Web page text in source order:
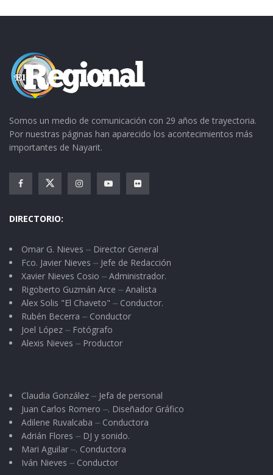
Somos un medio de comunicación con 29 años de trayectoria.
Por nuestras páginas han aparecido los acontecimientos más
importantes de Nayarit.
DIRECTORIO:
Omar G. Nieves ⏤ Director General
Fco. Javier Nieves ⏤ Jefe de Redacción
Xavier Nieves Cosio ⏤ Administrador.
Rigoberto Guzmán Arce ⏤ Analista
Alex Solis "El Chaveto" ⏤ Conductor.
Rubén Becerra ⏤ Conductor
Joel López ⏤ Fotógrafo
Alexis Nieves ⏤ Productor
Claudia González ⏤ Jefa de personal
Juan Carlos Romero ⏤. Diseñador Gráfico
Adilene Ruvalcaba ⏤ Conductora
Adrián Flores ⏤ DJ y sonido.
Mari Aguilar ⏤. Conductora
Iván Nieves ⏤ Conductor